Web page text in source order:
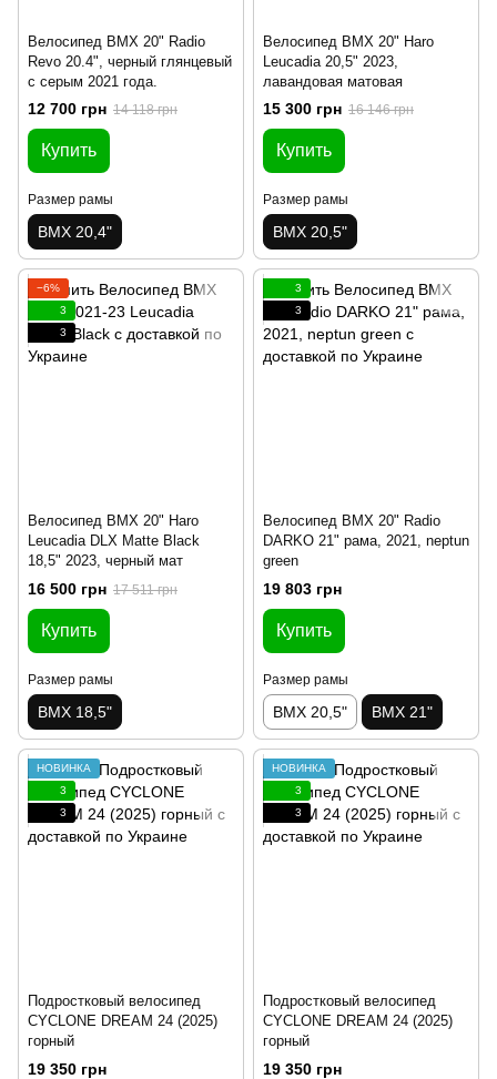
Велосипед BMX 20" Radio
Revo 20.4", черный глянцевый
с серым 2021 года.
12 700 грн 14 118 грн
Купить
Размер рамы
BMX 20,4"
Велосипед BMX 20" Haro
Leucadia 20,5" 2023,
лавандовая матовая
15 300 грн 16 146 грн
Купить
Размер рамы
BMX 20,5"
−6%
3
3
Велосипед BMX 20" Haro
Leucadia DLX Matte Black
18,5" 2023, черный мат
16 500 грн 17 511 грн
Купить
Размер рамы
BMX 18,5"
3
3
Велосипед BMX 20" Radio
DARKO 21" рама, 2021, neptun
green
19 803 грн
Купить
Размер рамы
BMX 20,5" BMX 21"
НОВИНКА
3
3
Подростковый велосипед
CYCLONE DREAM 24 (2025)
горный
19 350 грн
НОВИНКА
3
3
Подростковый велосипед
CYCLONE DREAM 24 (2025)
горный
19 350 грн